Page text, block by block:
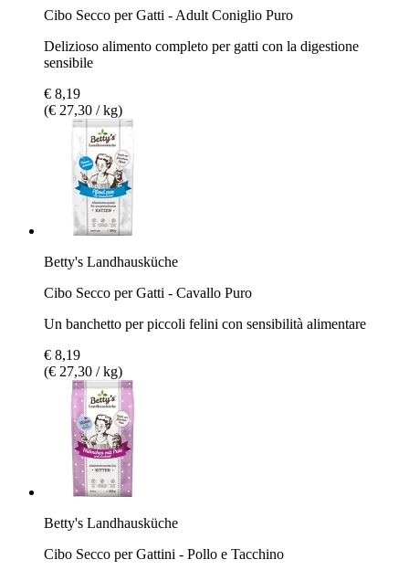
Cibo Secco per Gatti - Adult Coniglio Puro
Delizioso alimento completo per gatti con la digestione
sensibile
€ 8,19
(€ 27,30 / kg)
Betty's Landhausküche
Cibo Secco per Gatti - Cavallo Puro
Un banchetto per piccoli felini con sensibilità alimentare
€ 8,19
(€ 27,30 / kg)
Betty's Landhausküche
Cibo Secco per Gattini - Pollo e Tacchino